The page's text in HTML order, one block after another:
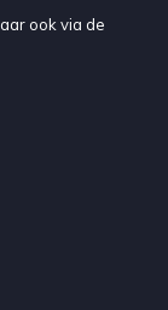
ook via de